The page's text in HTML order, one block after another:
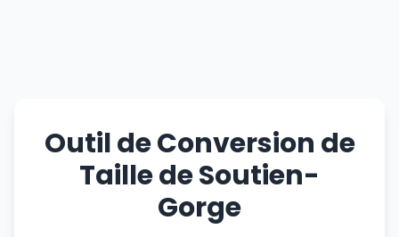
Outil de Conversion de
Taille de Soutien-
Gorge